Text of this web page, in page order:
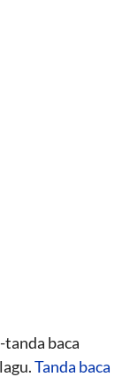
baca
Tanda baca